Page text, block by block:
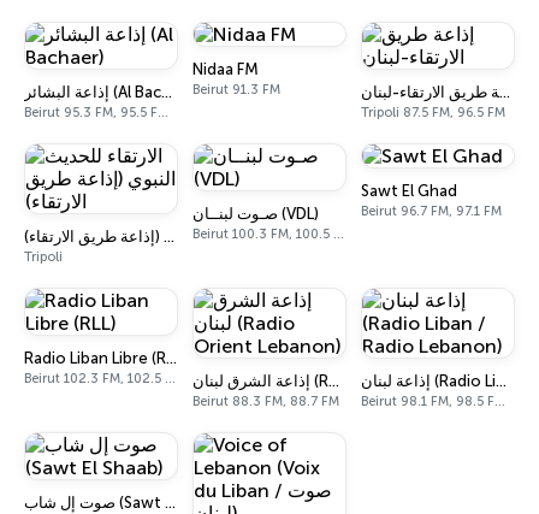
إذاعة البشائر (Al Bachaer)
Beirut 95.3 FM, 95.5 FM, 95.7 FM
Nidaa FM
Beirut 91.3 FM إذاعة طريق الارتقاء-لبنان
Tripoli 87.5 FM, 96.5 FM
الارتقاء للحديث النبوي (إذاعة طريق الارتقاء)
Tripoli
صـوت لبنــان (VDL)
Beirut 100.3 FM, 100.5 FM
Sawt El Ghad
Beirut 96.7 FM, 97.1 FM
Radio Liban Libre (RLL)
Beirut 102.3 FM, 102.5 FM, 102.7 FM إذاعة الشرق لبنان (Radio Orient Lebanon)
Beirut 88.3 FM, 88.7 FM
إذاعة لبنان (Radio Liban / Radio Lebanon)
Beirut 98.1 FM, 98.5 FM, 96.2 FM, 836 AM
صوت إل شاب (Sawt El Shaab)